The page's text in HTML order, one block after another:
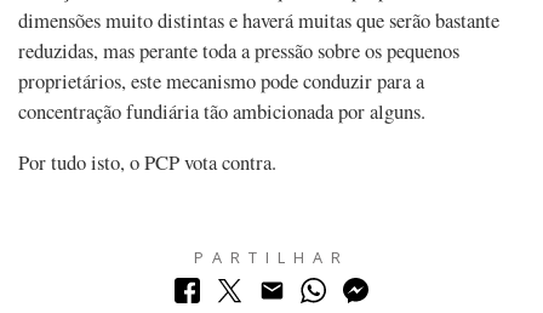
dimensões muito distintas e haverá muitas que serão bastante
reduzidas, mas perante toda a pressão sobre os pequenos
proprietários, este mecanismo pode conduzir para a
concentração fundiária tão ambicionada por alguns.
Por tudo isto, o PCP vota contra.
PARTILHAR